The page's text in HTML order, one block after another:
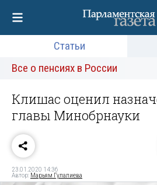
Статьи
Все о пенсиях в России
Клишас оценил
главы Минобрнауки
23.01.2020 14:36
Автор: Марьям Гулалиева